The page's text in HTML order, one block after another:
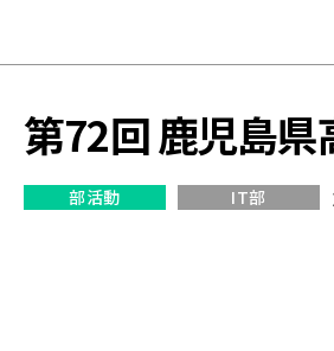
第72回 鹿児島
部活動 IT部